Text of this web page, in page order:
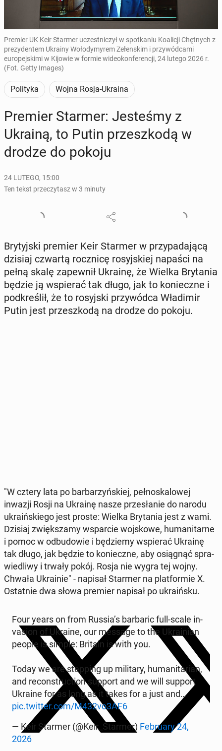
Premier UK Keir Starmer uczestniczył w spotkaniu Koalicji Chętnych z
prezydentem Ukrainy Wołodymyrem Zełenskim i przywódcami
europejskimi w Kijowie w formie wideokonferencji, 24 lutego 2026 r.
(Fot. Getty Images)
Polityka Wojna Rosja-Ukraina
Premier Starmer: Je­ste­śmy z
Ukrainą, to Putin prze­szko­dą w
drodze do pokoju
24 LUTEGO, 15:00
Ten tekst przeczytasz w 3 minuty
Bry­tyj­ski premier Keir Starmer w przy­pa­da­ją­cą
dzisiaj czwartą rocz­ni­cę ro­syj­skiej napaści na
pełną skalę za­pew­nił Ukrainę, że Wielka Bry­ta­nia
będzie ją wspie­rać tak długo, jak to ko­niecz­ne i
pod­kre­ślił, że to ro­syj­ski przy­wód­ca Wła­di­mir
Putin jest prze­szko­dą na drodze do pokoju.
"W cztery lata po bar­ba­rzyń­skiej, peł­no­ska­lo­wej
inwazji Rosji na Ukrainę nasze prze­sła­nie do narodu
ukra­iń­skie­go jest proste: Wielka Bry­ta­nia jest z wami.
Dzisiaj zwięk­sza­my wspar­cie woj­sko­we, hu­ma­ni­tar­ne
i pomoc w od­bu­do­wie i bę­dzie­my wspie­rać Ukrainę
tak długo, jak będzie to ko­niecz­ne, aby osią­gnąć spra­
wie­dli­wy i trwały pokój. Rosja nie wygra tej wojny.
Chwała Ukra­inie" - napisał Starmer na plat­for­mie X.
Ostat­nie dwa słowa premier napisał po ukra­iń­sku.
Four years on from Russia’s bar­ba­ric full-scale in­
va­sion of Ukraine, our message to the Ukra­inian
people is simple: Britain is with you.
Today we are step­ping up mi­li­ta­ry, hu­ma­ni­ta­rian,
and re­con­struc­tion support and we will support
Ukraine for as long as it takes for a just and…
pic.twitter.com/M432vo3AF6
— Keir Starmer (@Keir_Starmer) Fe­bru­ary 24,
2026